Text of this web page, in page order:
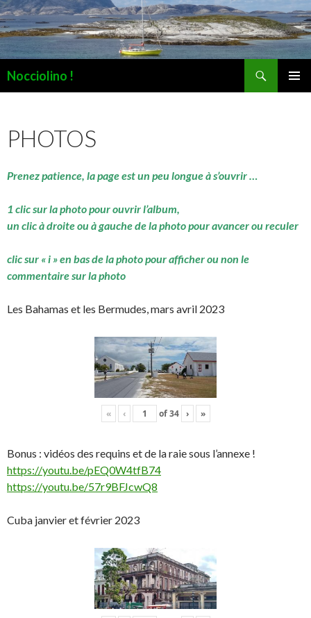
Nocciolino !
PHOTOS
Prenez patience, la page est un peu longue à s’ouvrir …
1 clic sur la photo pour ouvrir l’album,
un clic à droite ou à gauche de la photo pour avancer ou reculer
clic sur « i » en bas de la photo pour afficher ou non le
commentaire sur la photo
Les Bahamas et les Bermudes, mars avril 2023
« ‹ of34 › »
Bonus : vidéos des requins et de la raie sous l’annexe !
https://youtu.be/pEQ0W4tfB74
https://youtu.be/57r9BFJcwQ8
Cuba janvier et février 2023